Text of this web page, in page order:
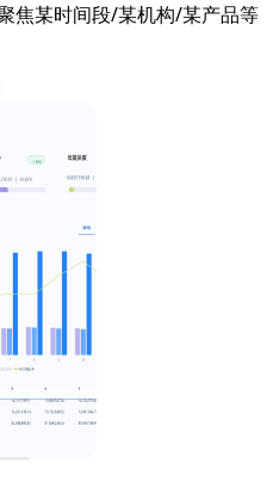
焦某时间段/某机构/某产品等